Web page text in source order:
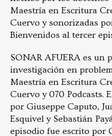
Maestría en Escritura
Cuervo y sonorizadas
Bienvenidos al tercer
SONAR AFUERA es un
investigación en
Maestría en Escritura
Cuervo y 070 Podcasts.
por Giuseppe Caputo,
Esquivel y Sebastián
episodio fue escrito por